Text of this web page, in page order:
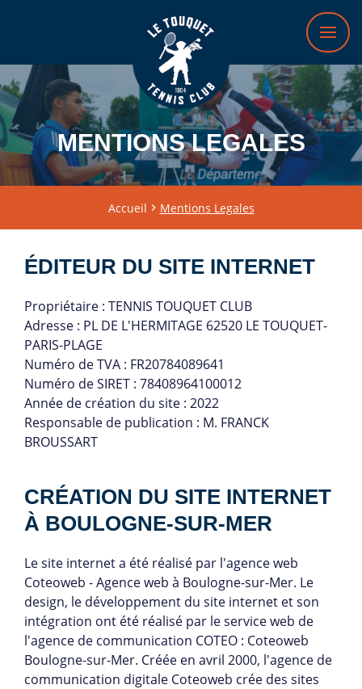
MENTIONS LEGALES
Accueil Mentions Legales
ÉDITEUR DU SITE INTERNET
Propriétaire : TENNIS TOUQUET CLUB
Adresse : PL DE L'HERMITAGE 62520 LE TOUQUET-
PARIS-PLAGE
Numéro de TVA : FR20784089641
Numéro de SIRET : 78408964100012
Année de création du site : 2022
Responsable de publication : M. FRANCK
BROUSSART
CRÉATION DU SITE INTERNET
À BOULOGNE-SUR-MER
Le site internet a été réalisé par l'agence web
Coteoweb - Agence web à Boulogne-sur-Mer. Le
design, le développement du site internet et son
intégration ont été réalisé par le service web de
l'agence de communication COTEO : Coteoweb
Boulogne-sur-Mer. Créée en avril 2000, l'agence de
communication digitale Coteoweb crée des sites